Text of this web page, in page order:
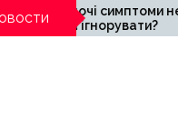
симптоми не